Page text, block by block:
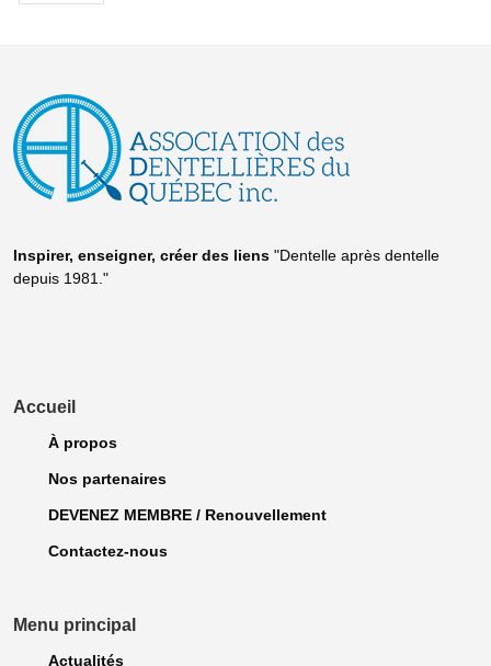
Inspirer, enseigner, créer des liens "Dentelle après dentelle
depuis 1981."
Accueil
À propos
Nos partenaires
DEVENEZ MEMBRE / Renouvellement
Contactez-nous
Menu principal
Actualités